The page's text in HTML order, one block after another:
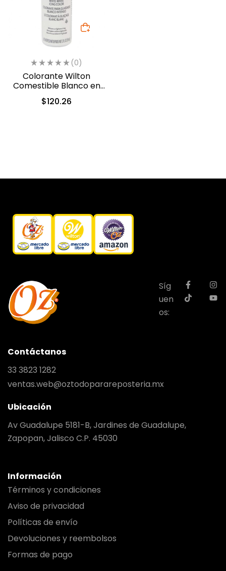
(0)
Colorante Wilton
Comestible Blanco en
Gel 56.7gr. (603-1236)
$120.26
Síg
uen
os:
Contáctanos
33 3823 1282
ventas.web@oztodoparareposteria.mx
Ubicación
Av Guadalupe 5181-B, Jardines de Guadalupe,
Zapopan, Jalisco C.P. 45030
Información
Términos y condiciones
Aviso de privacidad
Políticas de envío
Devoluciones y reembolsos
Formas de pago